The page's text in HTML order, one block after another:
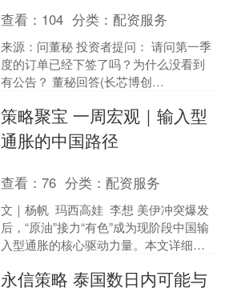
查看： 104 分类：配资服务
来源：问董秘 投资者提问： 请问第一季
度的订单已经下签了吗？为什么没看到
有公告？ 董秘回答(长芯博创
司客户及订单信息....
策略聚宝 一周宏观｜输入型
通胀的中国路径
查看：76 分类：配资服务
文｜杨帆 玛西高娃 李想 美伊冲突爆发
后，“原油”接力“有色”成为现阶段中国输
入型通胀的核心驱动力量。本文详细复
入型通胀....
永信策略 泰国数日内可能与